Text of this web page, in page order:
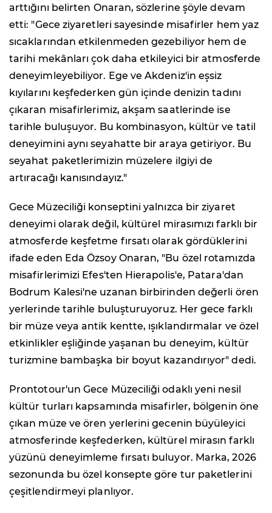
arttığını belirten Onaran, sözlerine şöyle devam
etti: "Gece ziyaretleri sayesinde misafirler hem yaz
sıcaklarından etkilenmeden gezebiliyor hem de
tarihi mekânları çok daha etkileyici bir atmosferde
deneyimleyebiliyor. Ege ve Akdeniz'in eşsiz
kıyılarını keşfederken gün içinde denizin tadını
çıkaran misafirlerimiz, akşam saatlerinde ise
tarihle buluşuyor. Bu kombinasyon, kültür ve tatil
deneyimini aynı seyahatte bir araya getiriyor. Bu
seyahat paketlerimizin müzelere ilgiyi de
artıracağı kanısındayız."
Gece Müzeciliği konseptini yalnızca bir ziyaret
deneyimi olarak değil, kültürel mirasımızı farklı bir
atmosferde keşfetme fırsatı olarak gördüklerini
ifade eden Eda Özsoy Onaran, "Bu özel rotamızda
misafirlerimizi Efes'ten Hierapolis'e, Patara'dan
Bodrum Kalesi'ne uzanan birbirinden değerli ören
yerlerinde tarihle buluşturuyoruz. Her gece farklı
bir müze veya antik kentte, ışıklandırmalar ve özel
etkinlikler eşliğinde yaşanan bu deneyim, kültür
turizmine bambaşka bir boyut kazandırıyor" dedi.
Prontotour'un Gece Müzeciliği odaklı yeni nesil
kültür turları kapsamında misafirler, bölgenin öne
çıkan müze ve ören yerlerini gecenin büyüleyici
atmosferinde keşfederken, kültürel mirasın farklı
yüzünü deneyimleme fırsatı buluyor. Marka, 2026
sezonunda bu özel konsepte göre tur paketlerini
çeşitlendirmeyi planlıyor.